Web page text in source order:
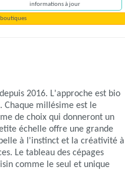
informations à jour
2016. L'approche est bio
Chaque millésime est le
de choix qui donneront un
échelle offre une grande
à l'instinct et la créativité à
Le tableau des cépages
comme le seul et unique